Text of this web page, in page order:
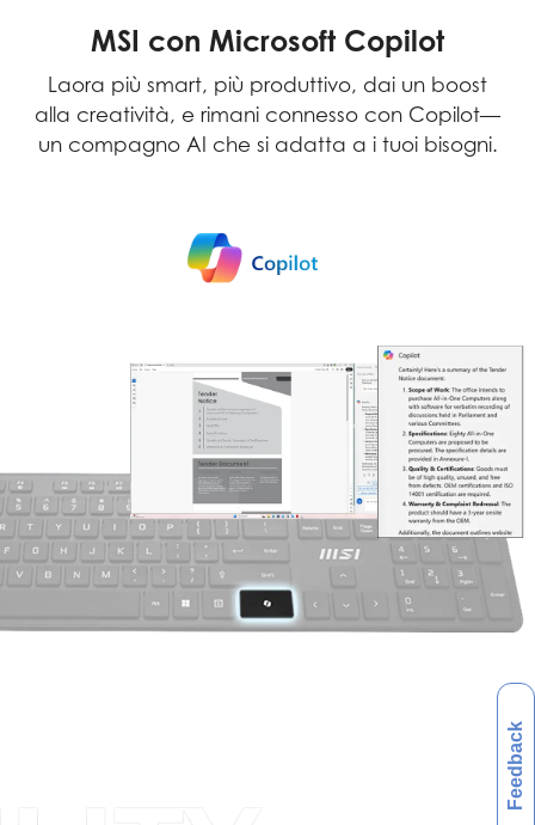
MSI con Microsoft Copilot
Laora più smart, più produttivo, dai un boost
alla creatività, e rimani connesso con Copilot—
un compagno AI che si adatta a i tuoi bisogni.
Feedback